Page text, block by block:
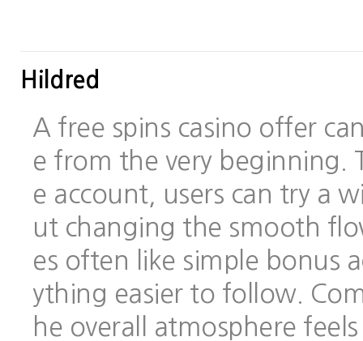
Hildred
A free spins casino offer
e from the very beginning.
e account, users can try a
ut changing the smooth
es often like simple bonus
ything easier to follow.
he overall atmosphere